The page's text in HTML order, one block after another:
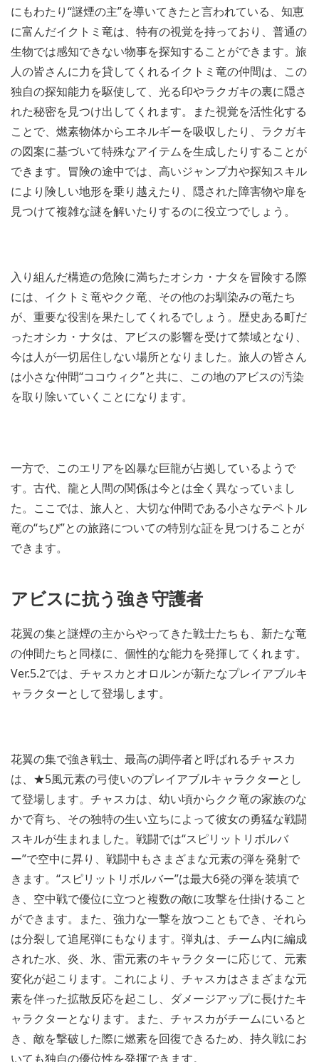
にもわたり“謎煙の主”を導いてきたと言われている、知恵
に富んだイクトミ竜は、特有の視覚を持っており、普通の
生物では感知できない物事を探知することができます。旅
人の皆さんに力を貸してくれるイクトミ竜の仲間は、この
独自の探知能力を駆使して、光る印やラクガキの裏に隠さ
れた秘密を見つけ出してくれます。また視覚を活性化する
ことで、燃素物体からエネルギーを吸収したり、ラクガキ
の図案に基づいて特殊なアイテムを生成したりすることが
できます。冒険の途中では、高いジャンプ力や探知スキル
により険しい地形を乗り越えたり、隠された障害物や扉を
見つけて複雑な謎を解いたりするのに役立つでしょう。
入り組んだ構造の危険に満ちたオシカ・ナタを冒険する際
には、イクトミ竜やクク竜、その他のお馴染みの竜たち
が、重要な役割を果たしてくれるでしょう。歴史ある町だ
ったオシカ・ナタは、アビスの影響を受けて禁域となり、
今は人が一切居住しない場所となりました。旅人の皆さん
は小さな仲間“ココウィク”と共に、この地のアビスの汚染
を取り除いていくことになります。
一方で、このエリアを凶暴な巨龍が占拠しているようで
す。古代、龍と人間の関係は今とは全く異なっていまし
た。ここでは、旅人と、大切な仲間である小さなテペトル
竜の“ちび”との旅路についての特別な証を見つけることが
できます。
アビスに抗う強き守護者
花翼の集と謎煙の主からやってきた戦士たちも、新たな竜
の仲間たちと同様に、個性的な能力を発揮してくれます。
Ver.5.2では、チャスカとオロルンが新たなプレイアブルキ
ャラクターとして登場します。
花翼の集で強き戦士、最高の調停者と呼ばれるチャスカ
は、★5風元素の弓使いのプレイアブルキャラクターとし
て登場します。チャスカは、幼い頃からクク竜の家族のな
かで育ち、その独特の生い立ちによって彼女の勇猛な戦闘
スキルが生まれました。戦闘では“スピリットリボルバ
ー”で空中に昇り、戦闘中もさまざまな元素の弾を発射で
きます。“スピリットリボルバー”は最大6発の弾を装填で
き、空中戦で優位に立つと複数の敵に攻撃を仕掛けること
ができます。また、強力な一撃を放つこともでき、それら
は分裂して追尾弾にもなります。弾丸は、チーム内に編成
された水、炎、氷、雷元素のキャラクターに応じて、元素
変化が起こります。これにより、チャスカはさまざまな元
素を伴った拡散反応を起こし、ダメージアップに長けたキ
ャラクターとなります。また、チャスカがチームにいると
き、敵を撃破した際に燃素を回復できるため、持久戦にお
いても独自の優位性を発揮できます。